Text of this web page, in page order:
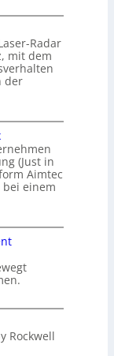
Radar
mit dem
der
(Just in
Aimtec
bei einem
Rockwell